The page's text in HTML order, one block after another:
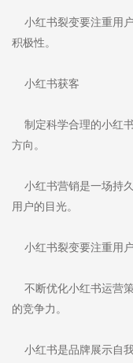
小红书裂变要注重用
积极性。
小红书获客
制定科学合理的小红
方向。
小红书营销是一场持久
用户的目光。
小红书裂变要注重用户
不断优化小红书运营
的竞争力。
小红书是品牌展示自